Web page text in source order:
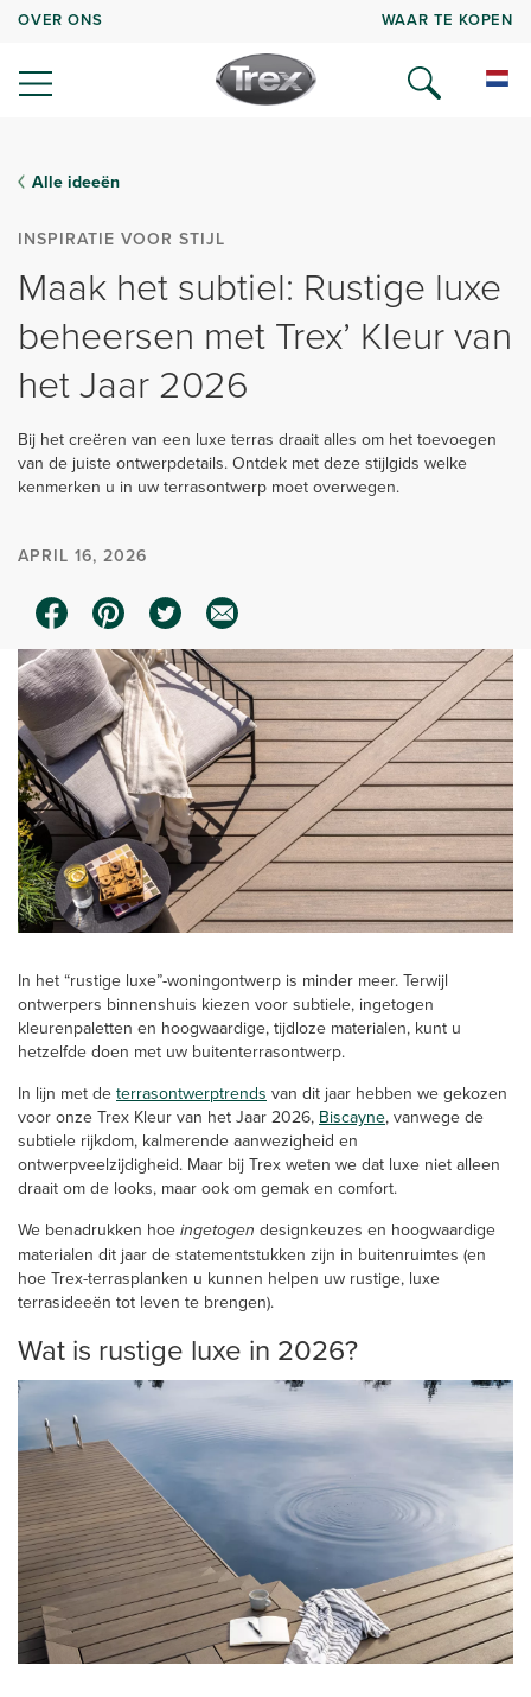
OVER ONS WAAR TE KOPEN
Alle ideeën
INSPIRATIE VOOR STIJL
Maak het subtiel: Rustige luxe
beheersen met Trex’ Kleur van
het Jaar 2026
Bij het creëren van een luxe terras draait alles om het toevoegen
van de juiste ontwerpdetails. Ontdek met deze stijlgids welke
kenmerken u in uw terrasontwerp moet overwegen.
APRIL 16, 2026
In het “rustige luxe”-woningontwerp is minder meer. Terwijl
ontwerpers binnenshuis kiezen voor subtiele, ingetogen
kleurenpaletten en hoogwaardige, tijdloze materialen, kunt u
hetzelfde doen met uw buitenterrasontwerp.
In lijn met de terrasontwerptrends van dit jaar hebben we gekozen
voor onze Trex Kleur van het Jaar 2026, Biscayne, vanwege de
subtiele rijkdom, kalmerende aanwezigheid en
ontwerpveelzijdigheid. Maar bij Trex weten we dat luxe niet alleen
draait om de looks, maar ook om gemak en comfort.
We benadrukken hoe ingetogen designkeuzes en hoogwaardige
materialen dit jaar de statementstukken zijn in buitenruimtes (en
hoe Trex-terrasplanken u kunnen helpen uw rustige, luxe
terrasideeën tot leven te brengen).
Wat is rustige luxe in 2026?